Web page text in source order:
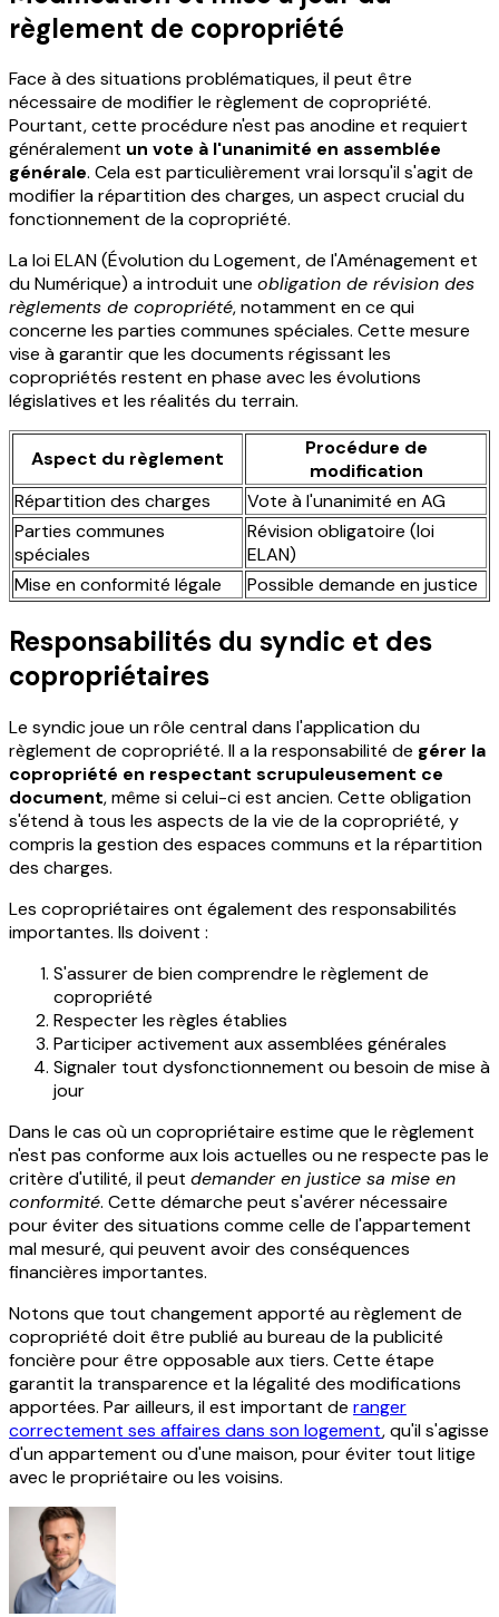
règlement de copropriété
Face à des situations problématiques, il peut être
nécessaire de modifier le règlement de copropriété.
Pourtant, cette procédure n'est pas anodine et requiert
généralement un vote à l'unanimité en assemblée
générale. Cela est particulièrement vrai lorsqu'il s'agit de
modifier la répartition des charges, un aspect crucial du
fonctionnement de la copropriété.
La loi ELAN (Évolution du Logement, de l'Aménagement et
du Numérique) a introduit une obligation de révision des
règlements de copropriété, notamment en ce qui
concerne les parties communes spéciales. Cette mesure
vise à garantir que les documents régissant les
copropriétés restent en phase avec les évolutions
législatives et les réalités du terrain.
Aspect du règlement
Procédure de
modification
Répartition des charges
Vote à l'unanimité en AG
Parties communes
spéciales
Révision obligatoire (loi
ELAN)
Mise en conformité légale
Possible demande en justice
Responsabilités du syndic et des
copropriétaires
Le syndic joue un rôle central dans l'application du
règlement de copropriété. Il a la responsabilité de gérer la
copropriété en respectant scrupuleusement ce
document, même si celui-ci est ancien. Cette obligation
s'étend à tous les aspects de la vie de la copropriété, y
compris la gestion des espaces communs et la répartition
des charges.
Les copropriétaires ont également des responsabilités
importantes. Ils doivent :
S'assurer de bien comprendre le règlement de
copropriété
Respecter les règles établies
Participer activement aux assemblées générales
Signaler tout dysfonctionnement ou besoin de mise à
jour
Dans le cas où un copropriétaire estime que le règlement
n'est pas conforme aux lois actuelles ou ne respecte pas le
critère d'utilité, il peut demander en justice sa mise en
conformité. Cette démarche peut s'avérer nécessaire
pour éviter des situations comme celle de l'appartement
mal mesuré, qui peuvent avoir des conséquences
financières importantes.
Notons que tout changement apporté au règlement de
copropriété doit être publié au bureau de la publicité
foncière pour être opposable aux tiers. Cette étape
garantit la transparence et la légalité des modifications
apportées. Par ailleurs, il est important de ranger
correctement ses affaires dans son logement, qu'il s'agisse
d'un appartement ou d'une maison, pour éviter tout litige
avec le propriétaire ou les voisins.